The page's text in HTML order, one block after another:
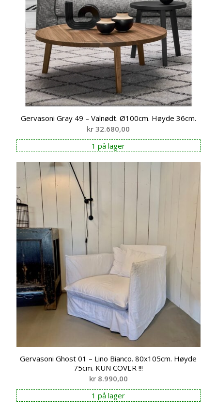
Gervasoni Gray 49 – Valnødt. Ø100cm. Høyde 36cm.
kr 32.680,00
1 på lager
Gervasoni Ghost 01 – Lino Bianco. 80x105cm. Høyde
75cm. KUN COVER !!!
kr8.990,00
1 på lager